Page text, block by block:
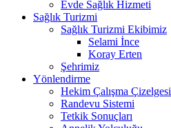
Evde Sağlık Hizmeti
Sağlık Turizmi
Sağlık Turizmi Ekibimiz
Selami İnce
Koray Erten
Şehrimiz
Yönlendirme
Hekim Çalışma Çizelgesi
Randevu Sistemi
Tetkik Sonuçları